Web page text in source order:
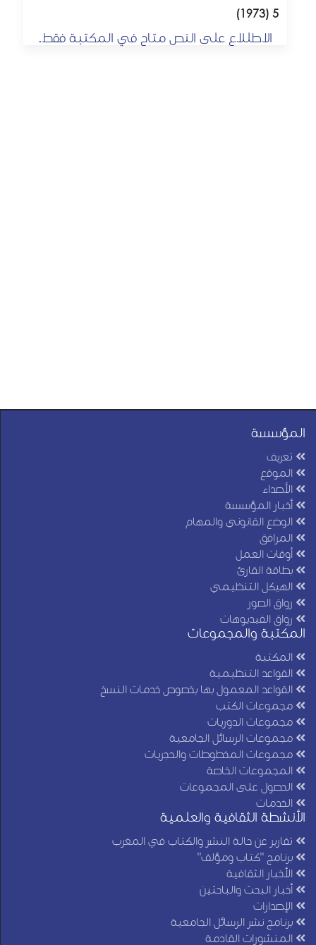
5 (1973)
الاطللاع على النص متاح في المكتبة فقط.
المؤسسة
تعريف
الموقع
الأصداء
أخبار المؤسسة
الوضع القانوني والمهام
المرافق
أوقات العمل
بطاقة القارئ
الهيكل التنظيمي
رواق الصور
رواق الفيديوهات
المكتبة والمجموعات
المكتبة
القواعد التنظيمية
القواعد المعمول بها بخصوص خدمات النسخ
مجموعات الكتب
مجموعات الدوريات
مجموعات الرسائل الجامعية
مجموعات المخطوطات والحجريات
المجموعات الخاصة
الحصول على المجموعات
الخدمات
الأنشطة الثقافية والعلمية
تقارير عن حالة النشر والكتاب في المغرب
برنامج "كتاب ومؤلف"
الأخبار الثقافية
أخبار البحث والباحثين
الإصدارات
برنامج نشر الرسائل الجامعية
المنشورات القادمة